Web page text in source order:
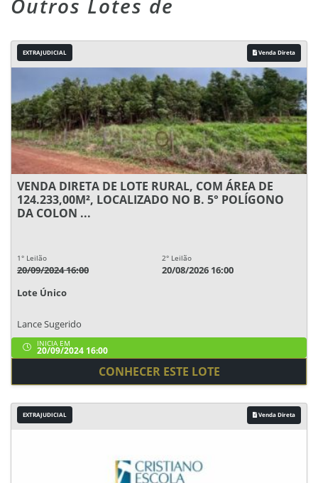
Outros Lotes de
EXTRAJUDICIAL Venda Direta
VENDA DIRETA DE LOTE RURAL, COM ÁREA DE
124.233,00M², LOCALIZADO NO B. 5° POLÍGONO
DA COLON ...
1° Leilão
20/09/2024 16:00
2° Leilão
20/08/2026 16:00
Lote Único
Lance Sugerido
INICIA EM
20/09/2024 16:00
CONHECER ESTE LOTE
EXTRAJUDICIAL Venda Direta